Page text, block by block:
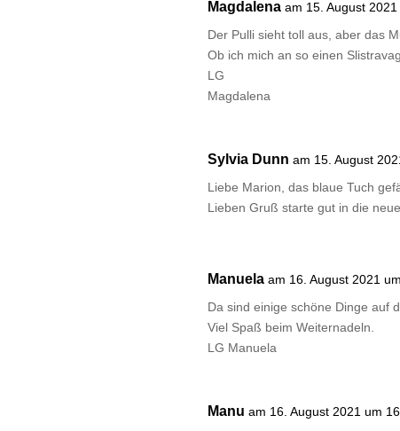
Magdalena am 15. August
Der Pulli sieht toll aus, aber das
Ob ich mich an so einen
LG
Magdalena
Sylvia Dunn am 15. August
Liebe Marion, das blaue Tuch
Lieben Gruß starte gut in die
Manuela am 16. August 2021
Da sind einige schöne Dinge auf
Viel Spaß beim Weiternadeln.
LG Manuela
Manu am 16. August 2021 um